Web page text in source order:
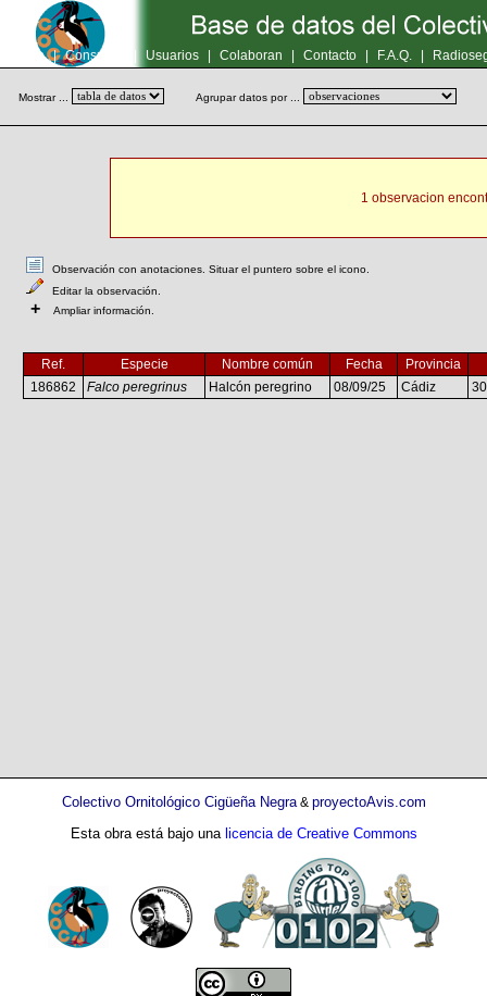
Inicio | Consultas Usuarios Colaboran Contacto F.A.Q.
Mostrar ... Agrupar datos por ...
1 observacion
Observación con anotaciones. Situar el puntero sobre el icono.
Editar la observación.
+ Ampliar información.
Ref. Especie Nombre común Fecha
Provincia
186862
Falco peregrinus Halcón peregrino 08/09/25 Cádiz
Colectivo Ornitológico Cigüeña Negra& proyectoAvis.com
Esta obra está bajo una licencia de Creative Commons